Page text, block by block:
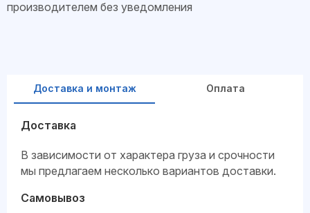
производителем без уведомления
Доставка и монтаж Оплата
Доставка
В зависимости от характера груза и срочности
мы предлагаем несколько вариантов доставки.
Самовывоз